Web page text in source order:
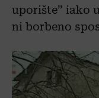
uporište” iako
ni borbeno